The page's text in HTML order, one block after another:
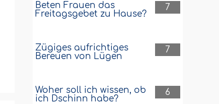
7
Beten Frauen das
Freitagsgebet zu Hause?
7
Zügiges aufrichtiges
Bereuen von Lügen
6
Woher soll ich wissen, ob
ich Dschinn habe?